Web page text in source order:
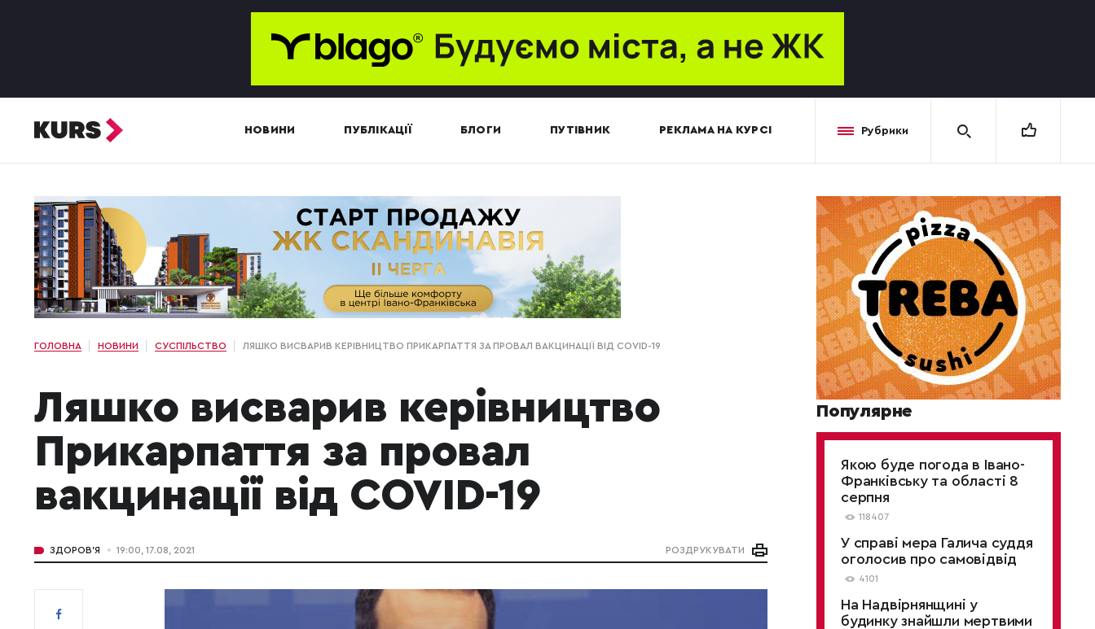
НОВИНИ ПУБЛІКАЦІЇ БЛОГИ ПУТІВНИК РЕКЛАМА НА КУРСІ Рубрики
ГОЛОВНА НОВИНИ СУСПІЛЬСТВО ЛЯШКО ВИСВАРИВ КЕРІВНИЦТВО ПРИКАРПАТТЯ ЗА ПРОВАЛ ВАКЦИНАЦІЇ ВІД COVID-19
Ляшко висварив керівництво
Прикарпаття за провал
вакцинації від COVID-19
ЗДОРОВ'Я 19:00, 17.08, 2021 РОЗДРУКУВАТИ
Популярне
Якою буде погода в Івано-
Франківську та області 8
серпня
118407
У справі мера Галича суддя
оголосив про самовідвід
4101
На Надвірнянщині у
будинку знайшли мертвими